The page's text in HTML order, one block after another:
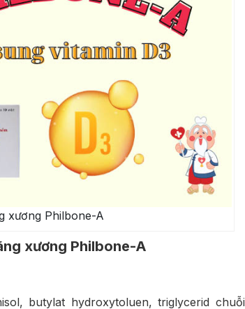
xương Philbone-A
xương Philbone-A
butylat hydroxytoluen, triglycerid chuỗi